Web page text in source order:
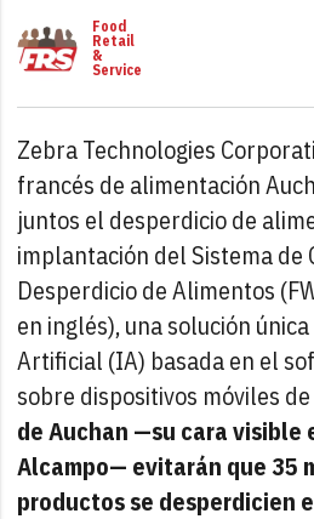
Food
Retail
&
Service
Zebra Technologies
francés de alimentación
juntos el desperdicio de
implantación del Sistema de
Desperdicio de Alimentos
en inglés), una solución
Artificial (IA) basada en el
sobre dispositivos móviles
de Auchan —su cara visible
Alcampo— evitarán que 35
productos se desperdicien